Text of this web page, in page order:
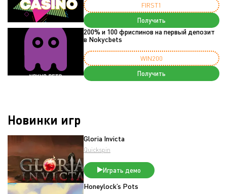
FIRST1
Получить
200% и 100 фриспинов на первый депозит
в Nokycbets
WIN200
Получить
Новинки игр
Gloria Invicta
Quickspin
Играть демо
Honeylock’s Pots